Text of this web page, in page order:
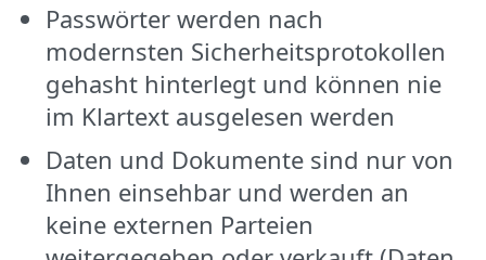
Passwörter werden nach
modernsten Sicherheitsprotokollen
gehasht hinterlegt und können nie
im Klartext ausgelesen werden
Daten und Dokumente sind nur von
Ihnen einsehbar und werden an
keine externen Parteien